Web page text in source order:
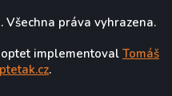
. Všechna práva vyhrazena.
implementoval Tomáš
.